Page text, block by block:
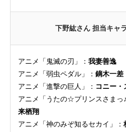
下野紘さん 担当キャ
アニメ「鬼滅の刃」： 我妻善逸
アニメ「弱虫ペダル」： 鏑木一差
アニメ「進撃の巨人」： コニー・
アニメ「うたの☆プリンスさまっ
来栖翔
アニメ「神のみぞ知るセカイ」：